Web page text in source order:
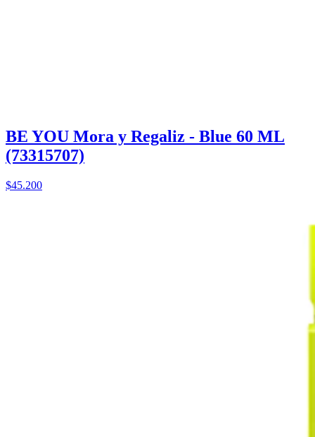
BE YOU Mora y Regaliz - Blue 60 ML
(73315707)
$45.200